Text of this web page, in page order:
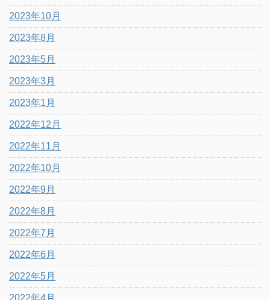
2023年10月
2023年8月
2023年5月
2023年3月
2023年1月
2022年12月
2022年11月
2022年10月
2022年9月
2022年8月
2022年7月
2022年6月
2022年5月
2022年4月